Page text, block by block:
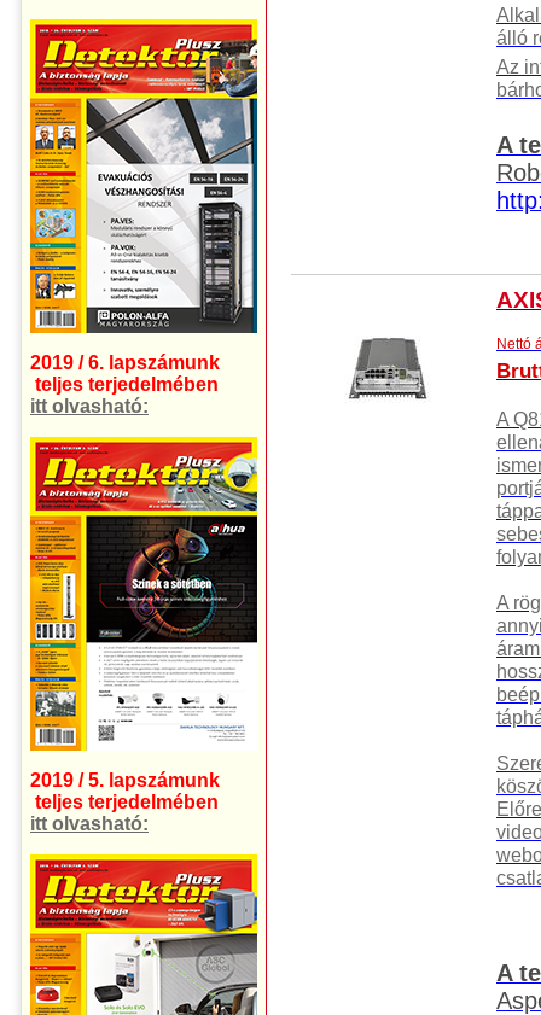
2019 / 6. lapszámunk
teljes terjedelmében
itt olvasható:
2019 / 5. lapszámunk
teljes terjedelmében
itt olvasható:
álló
Az
A
Nettó
A
A
A